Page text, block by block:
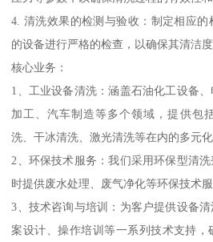
4. 清洗效果的检测与验收：制定相应
的设备进行严格的检查，以确保其清洁度
核心业务：
1、工业设备清洗：涵盖石油化工设备
加工、汽车制造等多个领域，提供包
洗、干冰清洗、激光清洗等在内的多元化
2、环保技术服务：我们采用环保型清
时提供废水处理、废气净化等环保技术
3、技术咨询与培训：为客户提供设备
案设计、操作培训等一系列技术支持